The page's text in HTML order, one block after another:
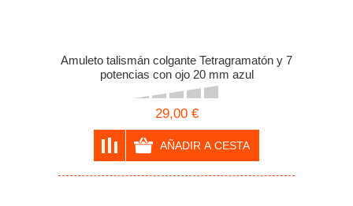
Amuleto talismán colgante Tetragramatón y 7
potencias con ojo 20 mm azul
29,00 €